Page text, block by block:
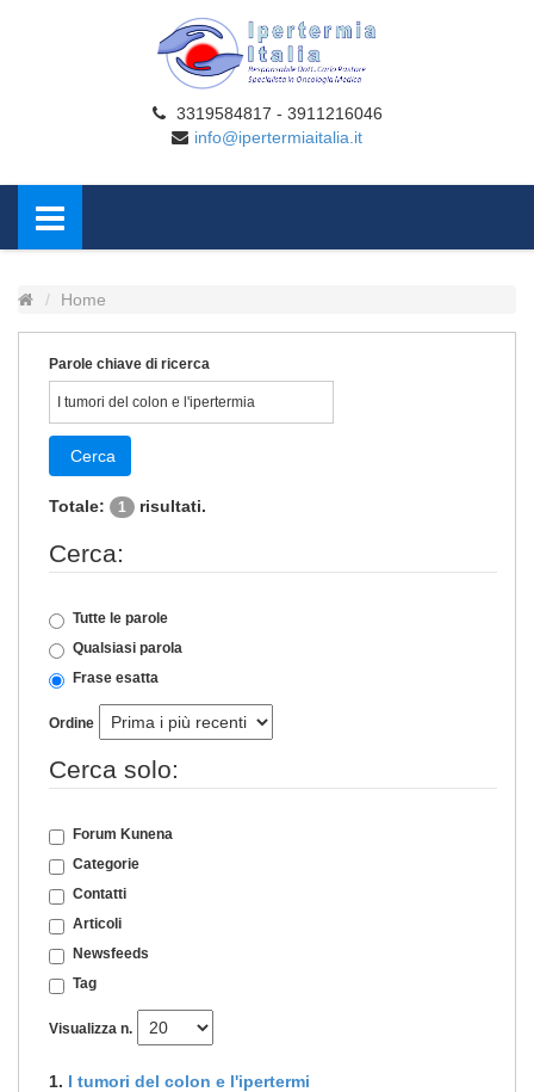
3319584817 - 3911216046
info@ipertermiaitalia.it
Home
Parole chiave di ricerca
Cerca
Totale: 1 risultati.
Cerca:
Tutte le parole
Qualsiasi parola
Frase esatta
Ordine
Cerca solo:
Forum Kunena
Categorie
Contatti
Articoli
Newsfeeds
Tag
Visualizza n.
1. I tumori del colon e l'ipertermi